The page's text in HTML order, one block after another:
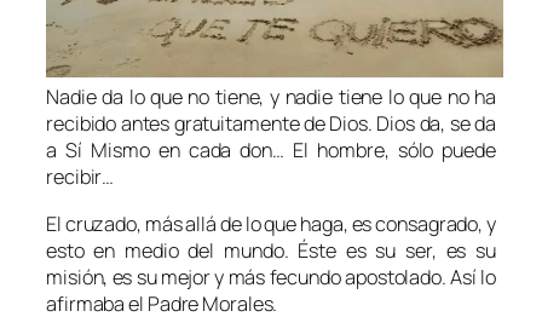
Nadie da lo que no tiene, y nadie tiene lo que no ha
recibido antes gratuitamente de Dios. Dios da, se da
a Sí Mismo en cada don… El hombre, sólo puede
recibir…
El cruzado, más allá de lo que haga, es consagrado, y
esto en medio del mundo. Éste es su ser, es su
misión, es su mejor y más fecundo apostolado. Así lo
afirmaba el Padre Morales.